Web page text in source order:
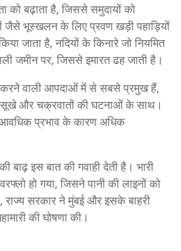
को बढ़ाता है, जिससे समुदायों को
जैसे भूस्खलन के लिए प्रवण खड़ी पहाड़ियों
जाता है, नदियों के किनारे जो नियमित
जमीन पर, जिससे इमारत ढह जाती है।
करने वाली आपदाओं में से सबसे प्रमुख हैं,
और चक्रवातों की घटनाओं के साथ।
प्रभाव के कारण अधिक
बाढ़ इस बात की गवाही देती है। भारी
हो गया, जिसने पानी की लाइनों को
सरकार ने मुंबई और इसके बाहरी
की घोषणा की।